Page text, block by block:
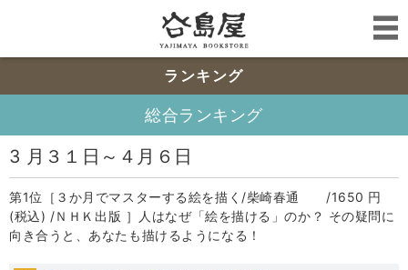
ランキング
総合ランキング
3 月３１日～４月６日
第1位［３か月でマスターする絵を描く/柴崎春通 /1650 円
(税込) /ＮＨＫ出版 ］人はなぜ「絵を描ける」のか？ その疑問に
向き合うと、あなたも描けるようになる！